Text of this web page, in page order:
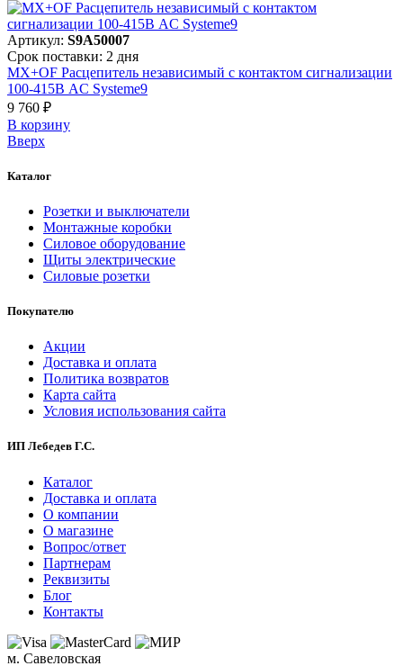
Артикул: S9A50007
Срок поставки: 2 дня
MX+OF Расцепитель независимый с контактом сигнализации
100-415В AC Systeme9
9 760 ₽
В корзинy
Вверх
Каталог
Розетки и выключатели
Монтажные коробки
Силовое оборудование
Щиты электрические
Силовые розетки
Покупателю
Акции
Доставка и оплата
Политика возвратов
Карта сайта
Условия использования сайта
ИП Лебедев Г.С.
Каталог
Доставка и оплата
О компании
О магазине
Вопрос/ответ
Партнерам
Реквизиты
Блог
Контакты
м. Савеловская